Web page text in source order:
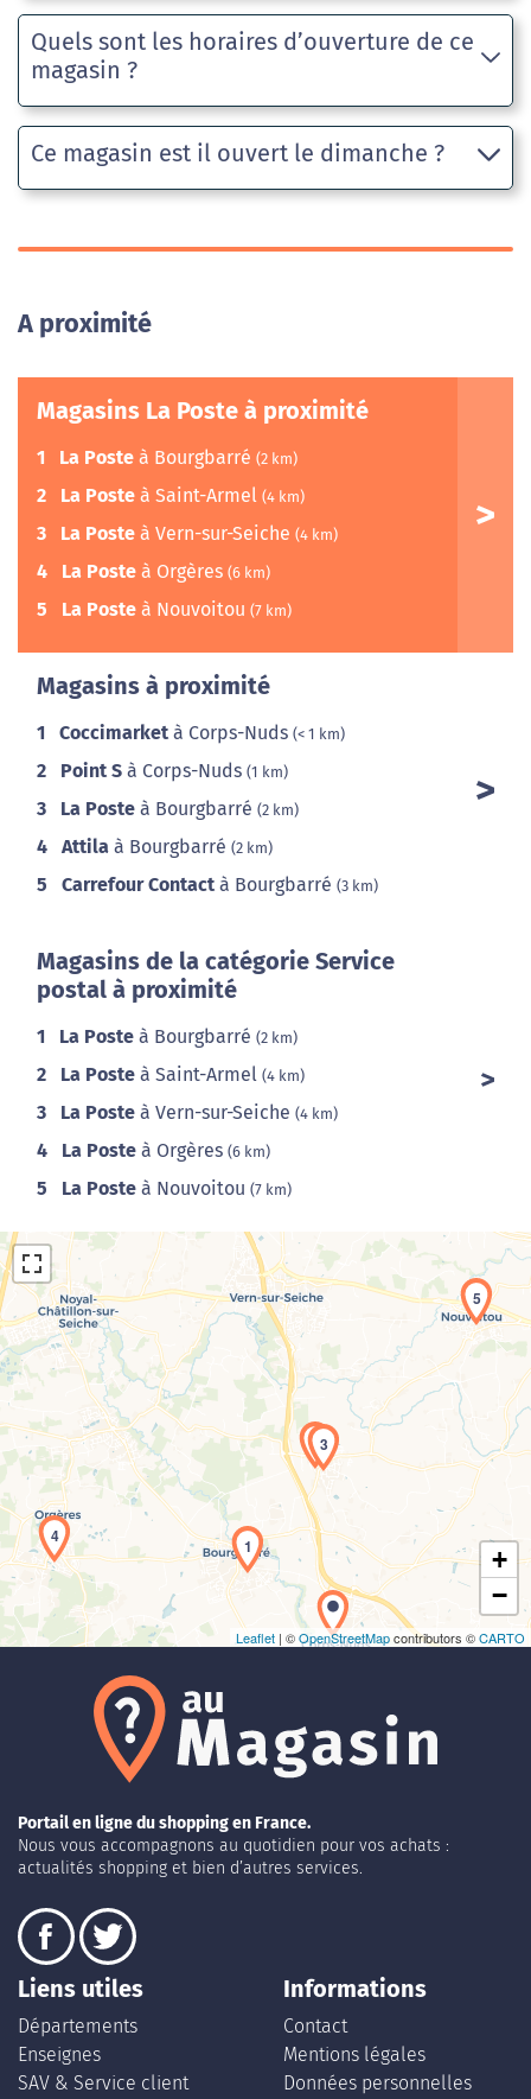
Quels sont les horaires d’ouverture de ce
magasin ?
Ce magasin est il ouvert le dimanche ?
A proximité
Magasins La Poste à proximité
1 La Poste à Bourgbarré (2 km)
2 La Poste à Saint-Armel (4 km)
3 La Poste à Vern-sur-Seiche (4 km)
4 La Poste à Orgères (6 km)
5 La Poste à Nouvoitou (7 km)
Magasins à proximité
1 Coccimarket à Corps-Nuds (< 1 km)
2 Point S à Corps-Nuds (1 km)
3 La Poste à Bourgbarré (2 km)
4 Attila à Bourgbarré (2 km)
5 Carrefour Contact à Bourgbarré (3 km)
Magasins de la catégorie Service
postal à proximité
1 La Poste à Bourgbarré (2 km)
2 La Poste à Saint-Armel (4 km)
3 La Poste à Vern-sur-Seiche (4 km)
4 La Poste à Orgères (6 km)
5 La Poste à Nouvoitou (7 km)
Chargement de la carte en cours...
1
2 3
4
5
+
−
Leaflet | ©OpenStreetMapcontributors ©CARTO
Portail en ligne du shopping en France.
Nous vous accompagnons au quotidien pour vos achats :
actualités shopping et bien d’autres services.
Liens utiles
Départements
Enseignes
SAV & Service client
Informations
Contact
Mentions légales
Données personnelles